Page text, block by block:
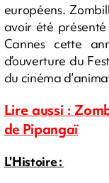
européens.
avoir été
Cannes cette
d’ouverture du
du cinéma
Lire aussi :
de Pipangaï
L'Histoire :